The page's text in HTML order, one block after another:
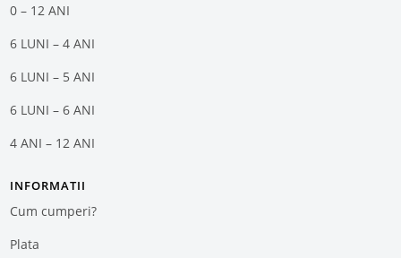
0 – 12 ANI
6 LUNI – 4 ANI
6 LUNI – 5 ANI
6 LUNI – 6 ANI
4 ANI – 12 ANI
INFORMATII
Cum cumperi?
Plata